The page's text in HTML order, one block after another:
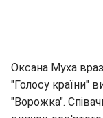
Оксана Муха
"Голосу країни"
"Ворожка".